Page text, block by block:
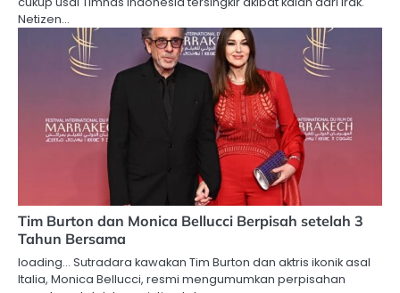
Netizen…
Tim Burton dan Monica Bellucci Berpisah setelah 3
Tahun Bersama
loading… Sutradara kawakan Tim Burton dan aktris ikonik asal
Italia, Monica Bellucci, resmi mengumumkan perpisahan